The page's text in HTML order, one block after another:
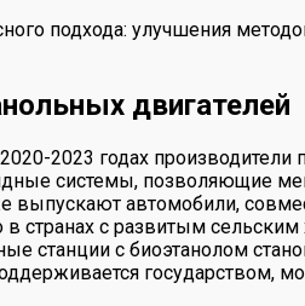
подхода: улучшения
двигателей
2023 годах
системы, позволяющие
выпускают автомобили,
странах с развитым
станции с биоэтанолом
государством,